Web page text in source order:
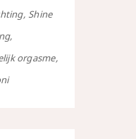
Shine
orgasme